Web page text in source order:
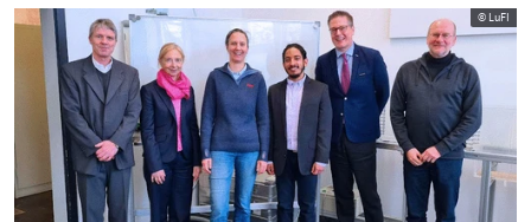
© LuFI